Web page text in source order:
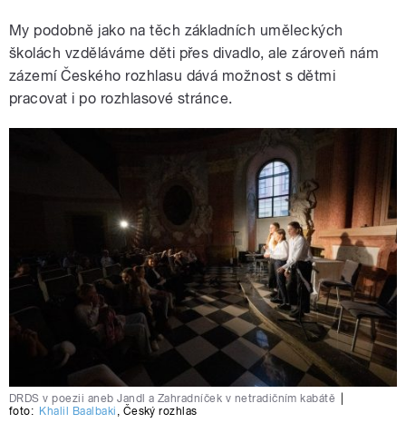
My podobně jako na těch základních uměleckých
školách vzděláváme děti přes divadlo, ale zároveň nám
zázemí Českého rozhlasu dává možnost s dětmi
pracovat i po rozhlasové stránce.
DRDS v poezii aneb Jandl a Zahradníček v netradičním kabátě
foto: Khalil Baalbaki , Český rozhlas